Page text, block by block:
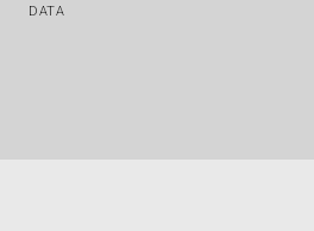
DATA